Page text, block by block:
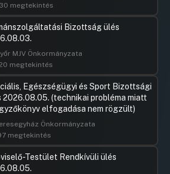
megtekintés
Bizottság ülés
MJV Önkormányzata
megtekintés
Egészségügyi és Sport Bizottsági
2026.08.05. (technikai probléma miatt
elfogadása nem rögzült)
Önkormányzata
megtekintés
Testület Rendkívüli ülés